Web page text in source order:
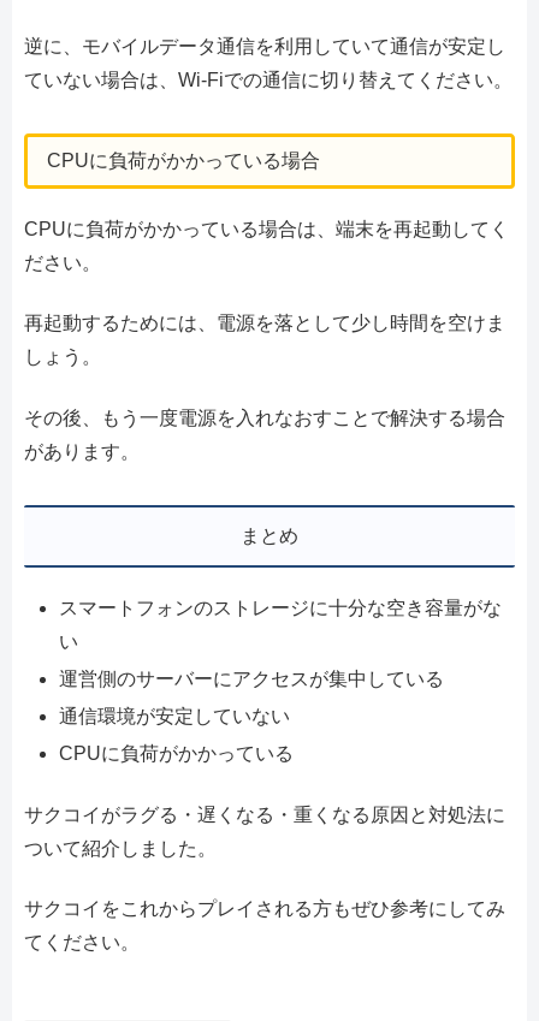
逆に、モバイルデータ通信を利用していて通信が安定し
ていない場合は、Wi-Fiでの通信に切り替えてください。
CPUに負荷がかかっている場合
CPUに負荷がかかっている場合は、端末を再起動してく
ださい。
再起動するためには、電源を落として少し時間を空けま
しょう。
その後、もう一度電源を入れなおすことで解決する場合
があります。
まとめ
スマートフォンのストレージに十分な空き容量がな
い
運営側のサーバーにアクセスが集中している
通信環境が安定していない
CPUに負荷がかかっている
サクコイがラグる・遅くなる・重くなる原因と対処法に
ついて紹介しました。
サクコイをこれからプレイされる方もぜひ参考にしてみ
てください。